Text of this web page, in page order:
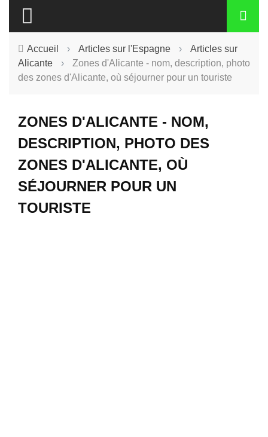
Accueil › Articles sur l'Espagne ›
Articles sur
Alicante
›
Zones d'Alicante - nom, description, photo
des zones d'Alicante, où séjourner pour un touriste
ZONES D'ALICANTE - NOM,
DESCRIPTION, PHOTO DES
ZONES D'ALICANTE, OÙ
SÉJOURNER POUR UN
TOURISTE